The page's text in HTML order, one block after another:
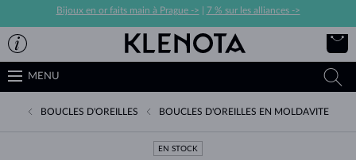
Bijoux en or faits main à Prague -> 7 % sur les alliances ->
MENU
BOUCLES D'OREILLES BOUCLES D'OREILLES EN MOLDAVITE
EN STOCK